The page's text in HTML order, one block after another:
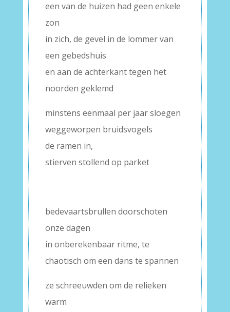
een van de huizen had geen enkele
zon
in zich, de gevel in de lommer van
een gebedshuis
en aan de achterkant tegen het
noorden geklemd
minstens eenmaal per jaar sloegen
weggeworpen bruidsvogels
de ramen in,
stierven stollend op parket
bedevaartsbrullen doorschoten
onze dagen
in onberekenbaar ritme, te
chaotisch om een dans te spannen
ze schreeuwden om de relieken
warm